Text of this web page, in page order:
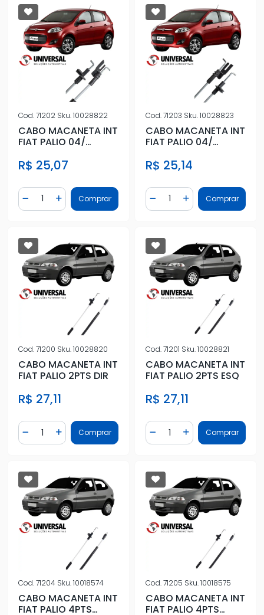
Cod.71202 Sku.10028822
CABO MACANETA INT
FIAT PALIO 04/
DIR
R$ 25,07
Diminuir Quantidade
Quantidade
Adicionar Quantidade
Comprar
Cod.71203 Sku.10028823
CABO MACANETA INT
FIAT PALIO 04/
ESQ
R$ 25,14
Diminuir Quantidade
Quantidade
AdicionarComprar
Cod.71200 Sku.10028820
CABO MACANETA INT
FIAT PALIO 2PTS DIR
R$ 27,11
Diminuir Quantidade
Quantidade
Adicionar Quantidade
Comprar
Cod.71201 Sku.10028821
CABO MACANETA INT
FIAT PALIO 2PTS ESQ
R$ 27,11
Diminuir Quantidade
Quantidade
AdicionarComprar
Cod.71204 Sku.10018574
CABO MACANETA INT
FIAT PALIO 4PTS
Cod.71205 Sku.10018575
CABO MACANETA INT
FIAT PALIO 4PTS